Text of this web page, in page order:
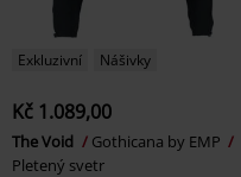
Exkluzivní Nášivky
Kč 1.089,00
The Void
Gothicana by EMP
Pletený svetr